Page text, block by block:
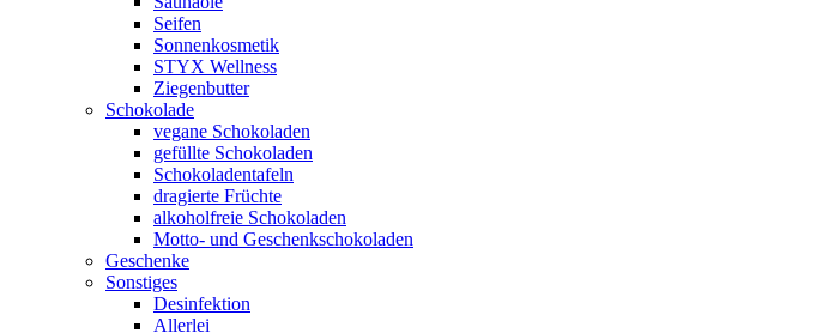
Seifen
Sonnenkosmetik
STYX Wellness
Ziegenbutter
Schokolade
vegane Schokoladen
gefüllte Schokoladen
Schokoladentafeln
dragierte Früchte
alkoholfreie Schokoladen
Motto- und Geschenkschokoladen
Geschenke
Sonstiges
Desinfektion
Allerlei